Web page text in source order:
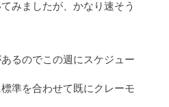
みましたが、かなり速そう
るのでこの週にスケジュー
準を合わせて既にクレーモ